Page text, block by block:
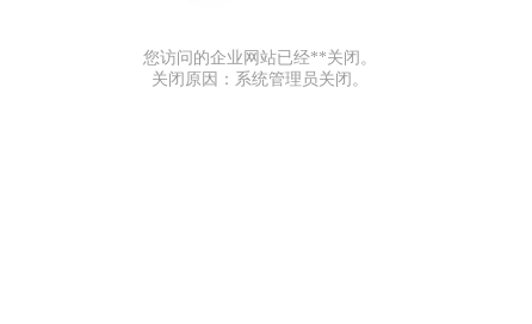
您访问的企业网站已经**关闭。
关闭原因：系统管理员关闭。